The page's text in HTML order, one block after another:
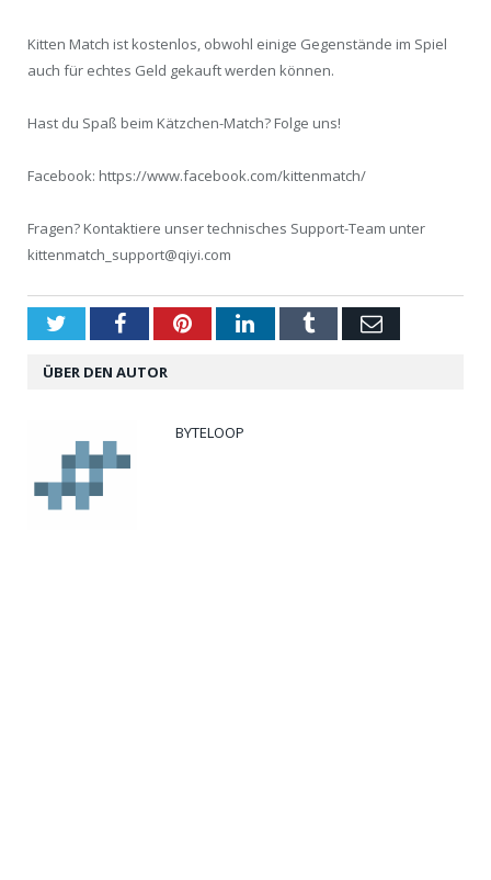
Kitten Match ist kostenlos, obwohl einige Gegenstände im Spiel
auch für echtes Geld gekauft werden können.
Hast du Spaß beim Kätzchen-Match? Folge uns!
Facebook: https://www.facebook.com/kittenmatch/
Fragen? Kontaktiere unser technisches Support-Team unter
kittenmatch_support@qiyi.com
TwitterFacebookPinterestLinkedInTumblrEmail
ÜBER DEN AUTOR
BYTELOOP